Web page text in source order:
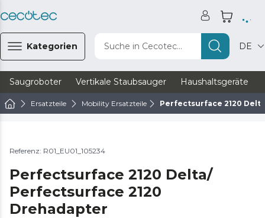
Kategorien Suche in Cecotec... DE
Saugroboter Vertikale Staubsauger Haushaltsgeräte
Ersatzteile Mobility Ersatzteile Perfectsurface 2120
Referenz: R01_EU01_105234
Perfectsurface 2120 Delta/
Perfectsurface 2120
Drehadapter